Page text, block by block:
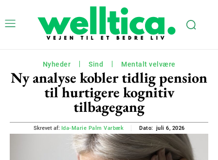
Nyheder Sind Mentalt velvære
Ny analyse kobler tidlig pension
til hurtigere kognitiv
tilbagegang
Skrevet af: Ida-Marie Palm Varbæk Dato: juli 6, 2026